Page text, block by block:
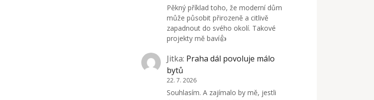
Pěkný příklad toho, že moderní dům
může působit přirozeně a citlivě
zapadnout do svého okolí. Takové
projekty mě baví👍
Jitka: Praha dál povoluje málo
bytů
22. 7. 2026
Souhlasím. A zajímalo by mě, jestli